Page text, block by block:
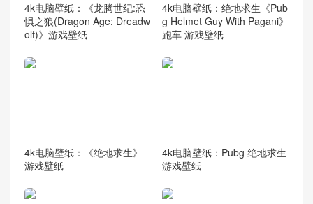
4k电脑壁纸：《龙腾世纪:恐
惧之狼(Dragon Age: Dreadw
olf)》游戏壁纸
4k电脑壁纸：绝地求生《Pub
g Helmet Guy With Pagani》
跑车 游戏壁纸
4k电脑壁纸：《绝地求生》
游戏壁纸
4k电脑壁纸：Pubg 绝地求生
游戏壁纸